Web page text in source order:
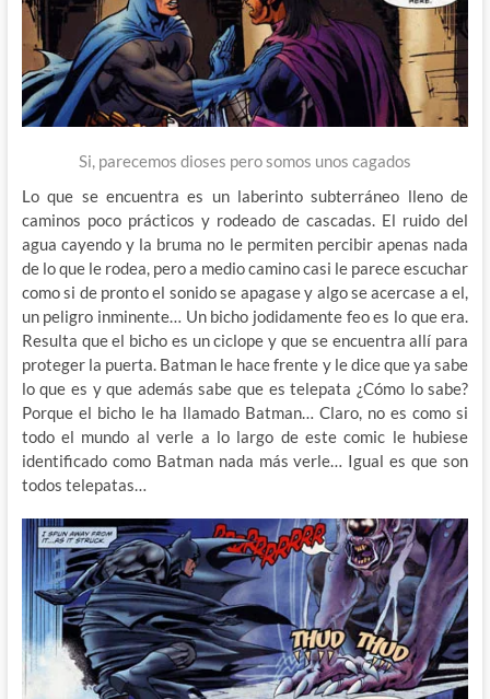
Si, parecemos dioses pero somos unos cagados
Lo que se encuentra es un laberinto subterráneo lleno de
caminos poco prácticos y rodeado de cascadas. El ruido del
agua cayendo y la bruma no le permiten percibir apenas nada
de lo que le rodea, pero a medio camino casi le parece escuchar
como si de pronto el sonido se apagase y algo se acercase a el,
un peligro inminente… Un bicho jodidamente feo es lo que era.
Resulta que el bicho es un ciclope y que se encuentra allí para
proteger la puerta. Batman le hace frente y le dice que ya sabe
lo que es y que además sabe que es telepata ¿Cómo lo sabe?
Porque el bicho le ha llamado Batman… Claro, no es como si
todo el mundo al verle a lo largo de este comic le hubiese
identificado como Batman nada más verle… Igual es que son
todos telepatas…